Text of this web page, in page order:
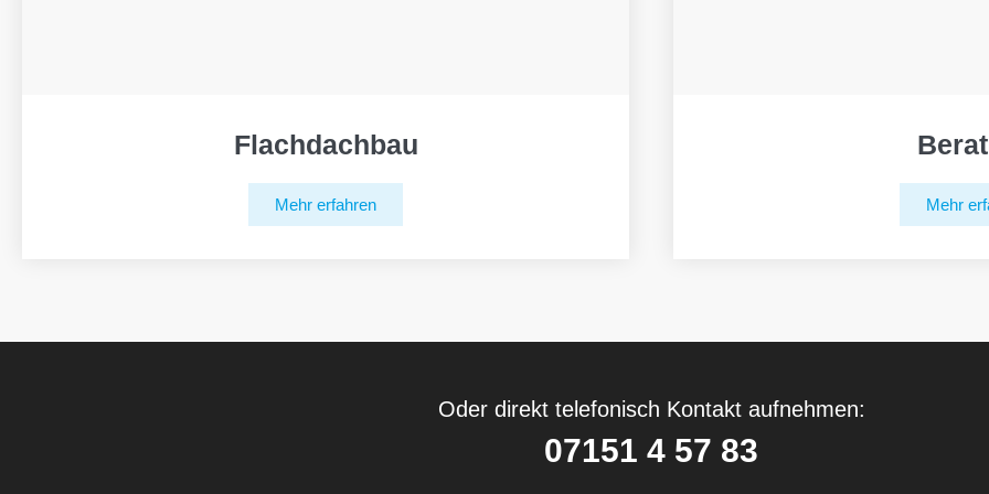
Flachdachbau
Mehr erfahren Mehr
Oder direkt telefonisch Kontakt aufnehmen:
07151 4 57 83